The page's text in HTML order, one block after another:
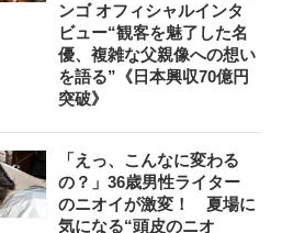
ンゴ オフィシャルインタ
ビュー“観客を魅了した名
優、複雑な父親像への想い
を語る”《日本興収70億円
突破》
「えっ、こんなに変わる
の？」36歳男性ライター
のニオイが激変！ 夏場に
気になる“頭皮のニオ